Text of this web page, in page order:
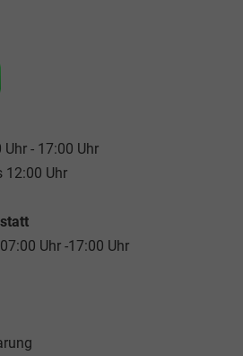
- 17:00 Uhr
12:00 Uhr
Uhr -17:00 Uhr